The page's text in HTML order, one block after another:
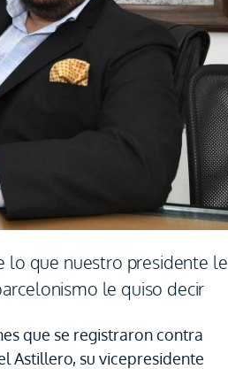
lo que nuestro presidente le
le quiso decir
que se registraron contra
Astillero, su vicepresidente